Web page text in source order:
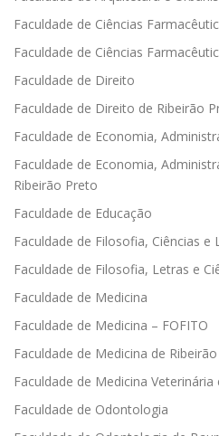
Faculdade de Ciências
Faculdade de Ciências
Faculdade de Direito
Faculdade de Direito de Ribeirão
Faculdade de Economia,
Faculdade de Economia,
Ribeirão Preto
Faculdade de Educação
Faculdade de Filosofia, Ciências e
Faculdade de Filosofia, Letras e
Faculdade de Medicina
Faculdade de Medicina – FOFITO
Faculdade de Medicina de
Faculdade de Medicina
Faculdade de Odontologia